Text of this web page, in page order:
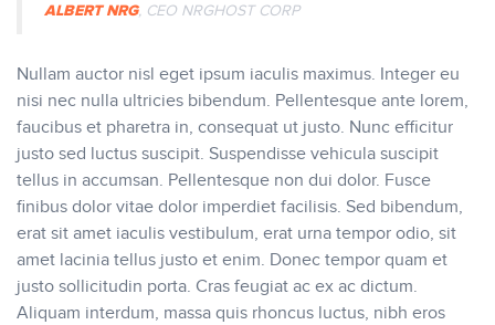
ALBERT NRG, CEO NRGHOST CORP
Nullam auctor nisl eget ipsum iaculis maximus. Integer eu
nisi nec nulla ultricies bibendum. Pellentesque ante lorem,
faucibus et pharetra in, consequat ut justo. Nunc efficitur
justo sed luctus suscipit. Suspendisse vehicula suscipit
tellus in accumsan. Pellentesque non dui dolor. Fusce
finibus dolor vitae dolor imperdiet facilisis. Sed bibendum,
erat sit amet iaculis vestibulum, erat urna tempor odio, sit
amet lacinia tellus justo et enim. Donec tempor quam et
justo sollicitudin porta. Cras feugiat ac ex ac dictum.
Aliquam interdum, massa quis rhoncus luctus, nibh eros